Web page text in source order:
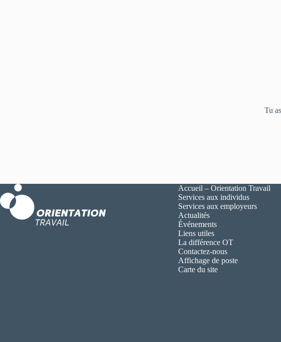
Tu
Accueil – Orientation Travail
Services aux individus
Services aux employeurs
Actualités
Événements
Liens utiles
La différence OT
Contactez-nous
Affichage de poste
Carte du site